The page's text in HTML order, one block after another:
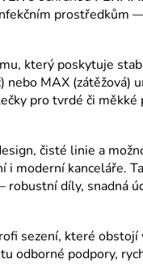
á
a
c
í
r
v
y
v
prostředkům
který poskytuje
MAX (zátěžová)
pro tvrdé či měkké
čisté linie a
moderní kanceláře.
díly, snadná
sezení, které obstojí
odborné podpory,